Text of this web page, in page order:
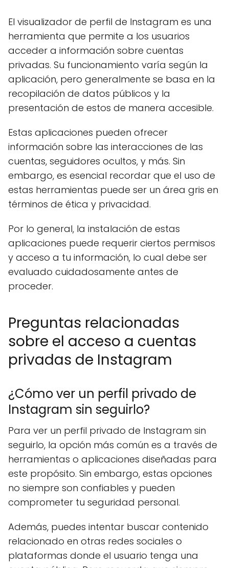
El visualizador de perfil de Instagram es una
herramienta que permite a los usuarios
acceder a información sobre cuentas
privadas. Su funcionamiento varía según la
aplicación, pero generalmente se basa en la
recopilación de datos públicos y la
presentación de estos de manera accesible.
Estas aplicaciones pueden ofrecer
información sobre las interacciones de las
cuentas, seguidores ocultos, y más. Sin
embargo, es esencial recordar que el uso de
estas herramientas puede ser un área gris en
términos de ética y privacidad.
Por lo general, la instalación de estas
aplicaciones puede requerir ciertos permisos
y acceso a tu información, lo cual debe ser
evaluado cuidadosamente antes de
proceder.
Preguntas relacionadas
sobre el acceso a cuentas
privadas de Instagram
¿Cómo ver un perfil privado de
Instagram sin seguirlo?
Para ver un perfil privado de Instagram sin
seguirlo, la opción más común es a través de
herramientas o aplicaciones diseñadas para
este propósito. Sin embargo, estas opciones
no siempre son confiables y pueden
comprometer tu seguridad personal.
Además, puedes intentar buscar contenido
relacionado en otras redes sociales o
plataformas donde el usuario tenga una